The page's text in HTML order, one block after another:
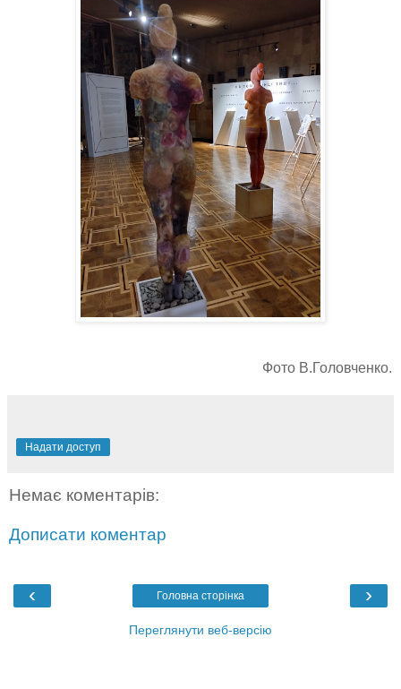
Фото В.Головченко.
Надати доступ
Немає коментарів:
Дописати коментар
‹ ›
Головна сторінка
Переглянути веб-версію